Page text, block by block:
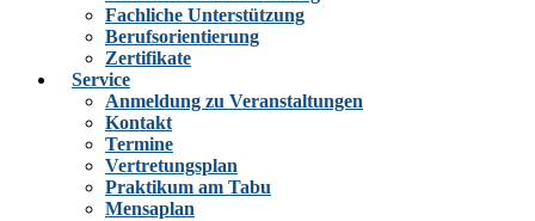
Fachliche Unterstützung
Berufsorientierung
Zertifikate
Service
Anmeldung zu Veranstaltungen
Kontakt
Termine
Vertretungsplan
Praktikum am Tabu
Mensaplan